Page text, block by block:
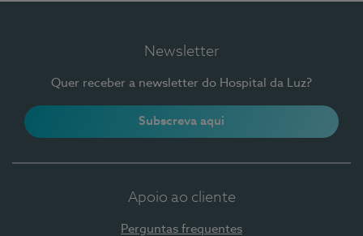
Newsletter
Quer receber a newsletter do Hospital da Luz?
Subscreva aqui
Apoio ao cliente
Perguntas frequentes